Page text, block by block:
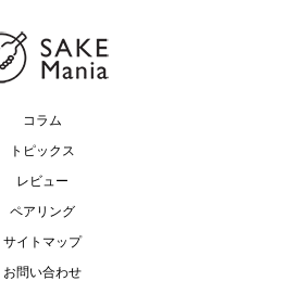
コラム
トピックス
レビュー
ペアリング
サイトマップ
お問い合わせ